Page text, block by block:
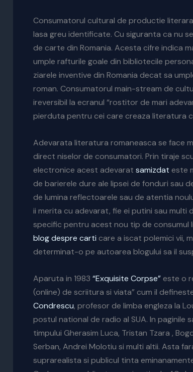
Consumatorul cultural de productie
lasa greu identificate. Cu siguranta ca nu
de carte din Romania. Acesta cifre indica
umple rafturile goale din bibliotecile
ziarele inventive din Romania decat sa
roman. Consumatorul main-stream de
ireversibil la ecranul “rostitor de mari
pierduta pentru cei care creaza literatura
Adevarata literatura romaneasca se face
direct niselor de consumatori. Prin tiraje
electronice acest adevarat samizdat este
de barierele dure ale lipsei de fonduri sau
de lumina reflectoarele sau de atentia
ii merita cu adevarat, fie ei putini sau multi
specific pentru acest nou tip de consumul
blog despre carti care a iscat polemici vii,
determinat-o pe autoarea blogului sa il
Aparuta in 1983 “Exquisite Corpse”este o
(online) de scriitura si viata” cum il
Condrescu, profesor de limba engleza la
postul national de radio al SUA. In
timpului Gherasim Luca, Tristan Tzara ,
Serban, Andrei Molotiu si multi altii. Asta
suprarealista si publicul tinta